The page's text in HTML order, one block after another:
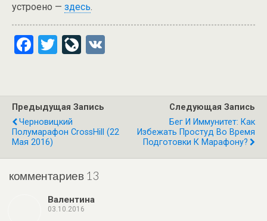
устроено — здесь.
F
b
o
o
k
T
er
Li
o
n
al
Предыдущая Запись
Черновицкий
Полумарафон CrossHill (22
Мая 2016)
Следующая Запись
Бег И Иммунитет: Как
Избежать Простуд Во Время
Подготовки К Марафону?
комментариев 13
Валентина
03.10.2016